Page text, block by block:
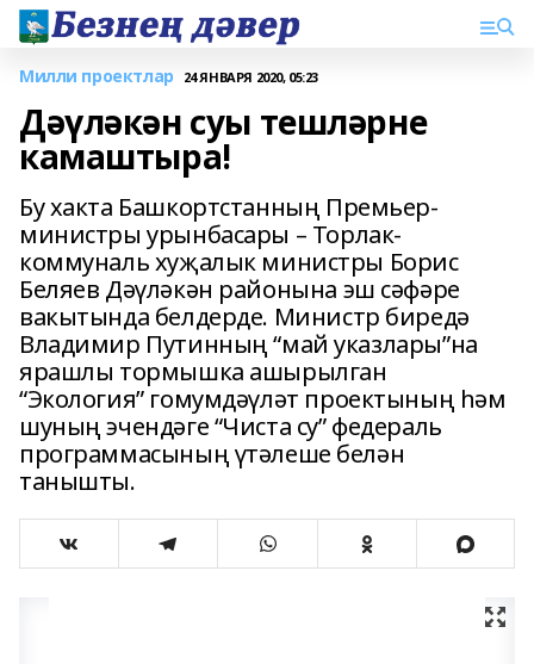
Милли проектлар 24 ЯНВАРЯ 2020, 05:23
Дәүләкән суы тешләрне
камаштыра!
Бу хакта Башкортстанның Премьер-
министры урынбасары – Торлак-
коммуналь хуҗалык министры Борис
Беляев Дәүләкән районына эш сәфәре
вакытында белдерде. Министр биредә
Владимир Путинның “май указлары”на
ярашлы тормышка ашырылган
“Экология” гомумдәүләт проектының һәм
шуның эчендәге “Чиста су” федераль
программасының үтәлеше белән
танышты.